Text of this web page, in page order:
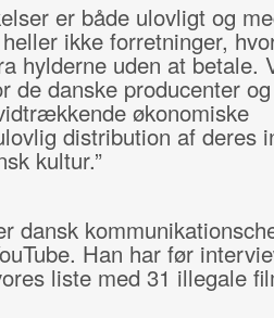
er både ulovligt og
ikke forretninger,
hylderne uden at betale.
de danske producenter
økonomiske
distribution af deres
kultur.”
dansk
Han har før
liste med 31 illegale